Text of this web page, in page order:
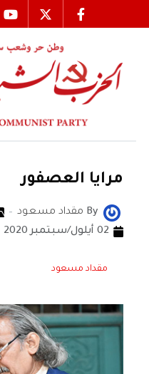
مرايا العصفور
By مقداد مسعود
02 أيلول/سبتمبر 2020
مقداد مسعود